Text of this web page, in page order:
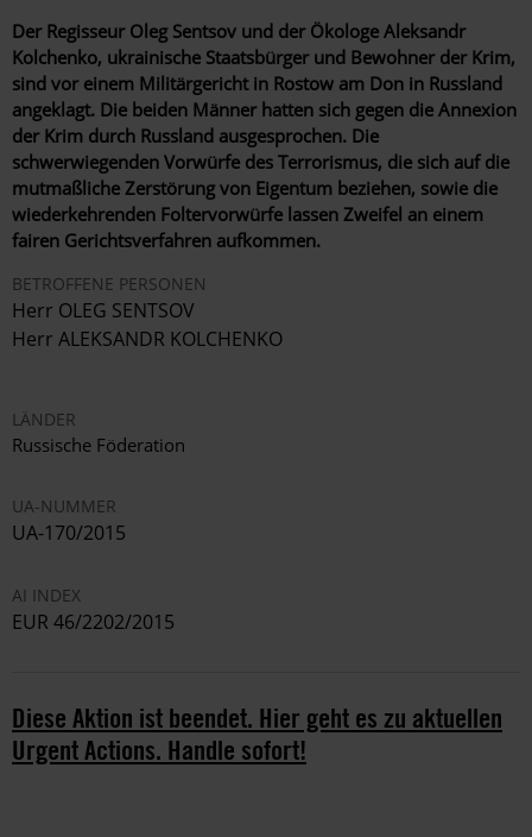
Der Regisseur Oleg Sentsov und der Ökologe Aleksandr
Kolchenko, ukrainische Staatsbürger und Bewohner der Krim,
sind vor einem Militärgericht in Rostow am Don in Russland
angeklagt. Die beiden Männer hatten sich gegen die Annexion
der Krim durch Russland ausgesprochen. Die
schwerwiegenden Vorwürfe des Terrorismus, die sich auf die
mutmaßliche Zerstörung von Eigentum beziehen, sowie die
wiederkehrenden Foltervorwürfe lassen Zweifel an einem
fairen Gerichtsverfahren aufkommen.
BETROFFENE PERSONEN
Herr OLEG SENTSOV
Herr ALEKSANDR KOLCHENKO
LÄNDER
Russische Föderation
UA-NUMMER
UA-170/2015
AI INDEX
EUR 46/2202/2015
Diese Aktion ist beendet. Hier geht es zu aktuellen
Urgent Actions. Handle sofort!